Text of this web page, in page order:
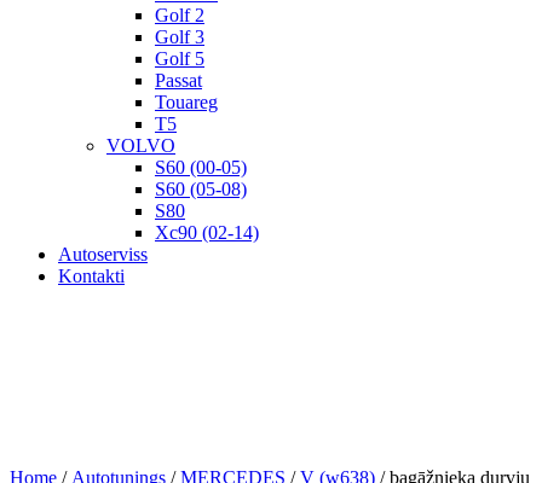
Golf 2
Golf 3
Golf 5
Passat
Touareg
T5
VOLVO
S60 (00-05)
S60 (05-08)
S80
Xc90 (02-14)
Autoserviss
Kontakti
Home / Autotunings /MERCEDES /V (w638) / bagāžnieka durvju